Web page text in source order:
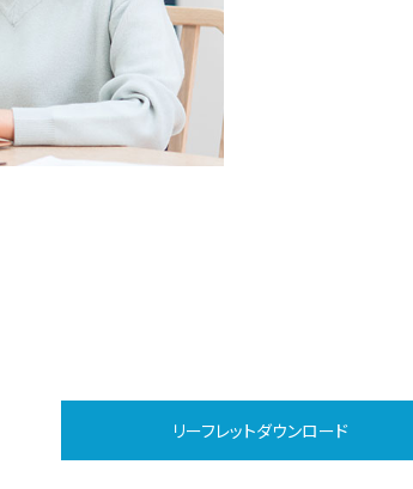
リーフレットダウンロード